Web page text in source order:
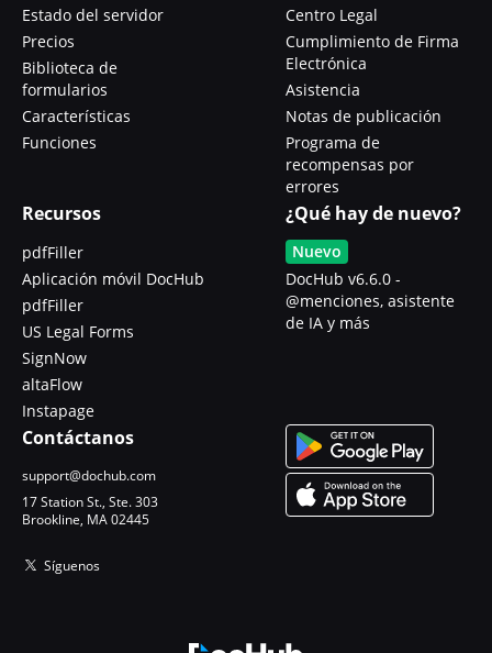
Estado del servidor
Precios
Biblioteca de
formularios
Características
Funciones
Centro Legal
Cumplimiento de Firma
Electrónica
Asistencia
Notas de publicación
Programa de
recompensas por
errores
Recursos
pdfFiller
Aplicación móvil DocHub
pdfFiller
US Legal Forms
SignNow
altaFlow
Instapage
¿Qué hay de nuevo?
Nuevo
DocHub v6.6.0 -
@menciones, asistente
de IA y más
Contáctanos
support@dochub.com
17 Station St., Ste. 303
Brookline, MA 02445
Síguenos